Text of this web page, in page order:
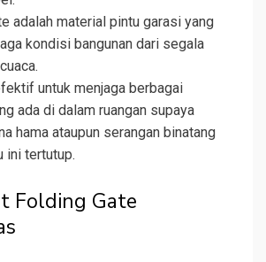
adalah material pintu garasi yang
kondisi bangunan dari segala
untuk menjaga berbagai
ada di dalam ruangan supaya
hama ataupun serangan binatang
ini tertutup.
Folding Gate